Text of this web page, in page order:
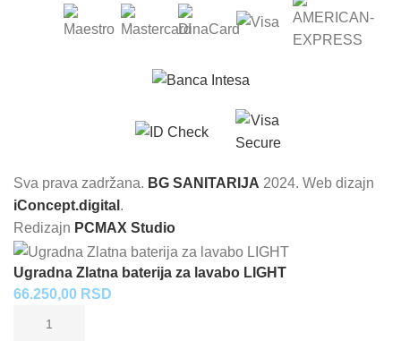
Sva prava zadržana. BG SANITARIJA 2024. Web dizajn
iConcept.digital .
Redizajn PCMAX Studio
Ugradna Zlatna baterija za lavabo LIGHT
66.250,00 RSD